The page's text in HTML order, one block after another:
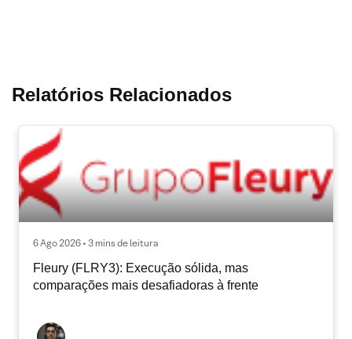
Relatórios Relacionados
6 Ago 2026 • 3 mins de leitura
Fleury (FLRY3): Execução sólida, mas
comparações mais desafiadoras à frente